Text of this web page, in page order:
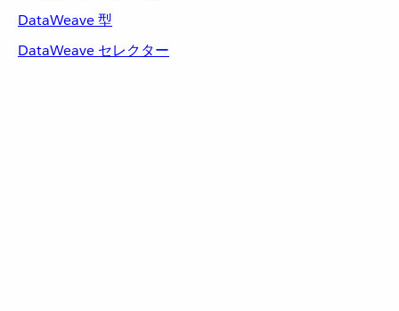
DataWeave 型
DataWeave セレクター